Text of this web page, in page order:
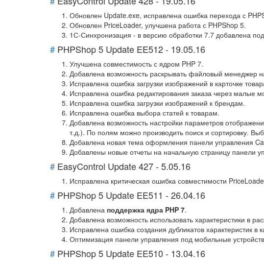
Обновлен Update.exe, исправлена ошибка перехода с
Обновлен PriceLoader, улучшена работа с PHPShop 5.
1С-Синхронизация - в версию обработки 7.7 добавлена
# PHPShop 5 Update EE512 - 19.05.16
Улучшена совместимость с ядром PHP 7.
Добавлена возможность раскрывать файловый менеджер
Исправлена ошибка загрузки изображений в карточке
Исправлена ошибка редактирования заказа через малые
Исправлена ошибка загрузки изображений к брендам.
Исправлена ошибка выбора статей к товарам.
Добавлена возможность настройки параметров
т.д.). По полям можно производить поиск и сортировку.
Добавлена новая тема оформления панели управления
Добавлены новые отчеты на начальную страницу панели
# EasyControl Update 427 - 5.05.16
Исправлена критическая ошибка совместимости
# PHPShop 5 Update EE511 - 26.04.16
Добавлена поддержка ядра PHP 7.
Добавлена возможность использовать характеристики в
Исправлена ошибка создания дубликатов характеристик в
Оптимизация панели управления под мобильные
# PHPShop 5 Update EE510 - 13.04.16